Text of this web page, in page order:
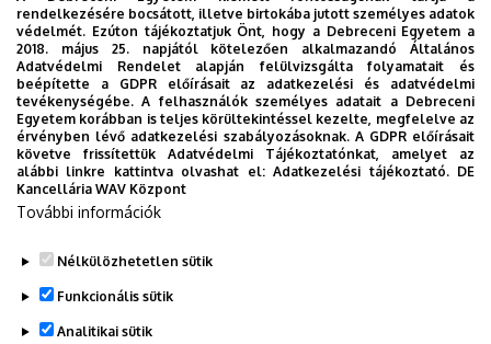
2026. augusztus 5.
Díszdoktorát gyászolja a Debreceni
Egyetem
INTÉZMÉNYI TTK TUDOMÁNY
rendelkezésére bocsátott, illetve birtokába jutott személyes adatok
védelmét. Ezúton tájékoztatjuk Önt, hogy a Debreceni Egyetem a
2018. május 25. napjától kötelezően alkalmazandó Általános
Adatvédelmi Rendelet alapján felülvizsgálta folyamatait és
beépítette a GDPR előírásait az adatkezelési és adatvédelmi
tevékenységébe. A felhasználók személyes adatait a Debreceni
Egyetem korábban is teljes körültekintéssel kezelte, megfelelve az
érvényben lévő adatkezelési szabályozásoknak. A GDPR előírásait
követve frissítettük Adatvédelmi Tájékoztatónkat, amelyet az
alábbi linkre kattintva olvashat el:Adatkezelési tájékoztató. DE
Kancellária WAV Központ
További információk
Nélkülözhetetlen sütik
Funkcionális sütik
Analitikai sütik